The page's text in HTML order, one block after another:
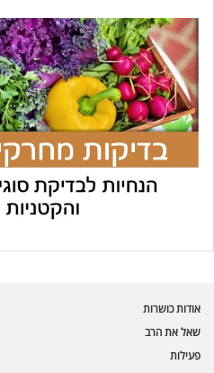
אודות כושרות
שאל את הרב
פעילות
🪲 בדיקת חרקים